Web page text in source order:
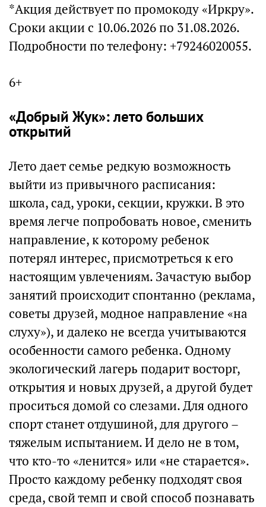
*Акция действует по промокоду «Иркру».
Сроки акции с 10.06.2026 по 31.08.2026.
Подробности по телефону: +79246020055.
6+
«Добрый Жук»: лето больших
открытий
Лето дает семье редкую возможность
выйти из привычного расписания:
школа, сад, уроки, секции, кружки. В это
время легче попробовать новое, сменить
направление, к которому ребенок
потерял интерес, присмотреться к его
настоящим увлечениям. Зачастую выбор
занятий происходит спонтанно (реклама,
советы друзей, модное направление «на
слуху»), и далеко не всегда учитываются
особенности самого ребенка. Одному
экологический лагерь подарит восторг,
открытия и новых друзей, а другой будет
проситься домой со слезами. Для одного
спорт станет отдушиной, для другого –
тяжелым испытанием. И дело не в том,
что кто-то «ленится» или «не старается».
Просто каждому ребенку подходят своя
среда, свой темп и свой способ познавать